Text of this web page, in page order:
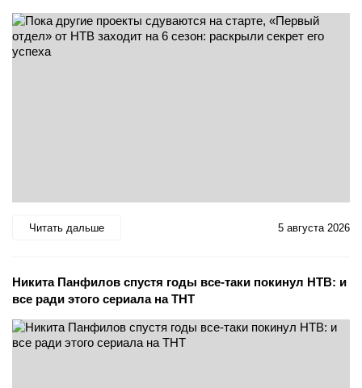
Читать дальше 5 августа 2026
Никита Панфилов спустя годы все-таки покинул НТВ: и
все ради этого сериала на ТНТ